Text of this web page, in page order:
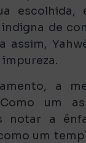
escolhida,
de
assim,
a
um
notar a
um